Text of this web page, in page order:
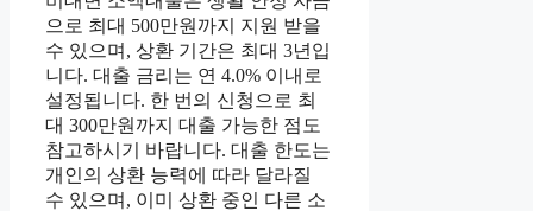
으로 최대 500만원까지 지원 받을
수 있으며, 상환 기간은 최대 3년입
니다. 대출 금리는 연 4.0% 이내로
설정됩니다. 한 번의 신청으로 최
대 300만원까지 대출 가능한 점도
참고하시기 바랍니다. 대출 한도는
개인의 상환 능력에 따라 달라질
수 있으며, 이미 상환 중인 다른 소